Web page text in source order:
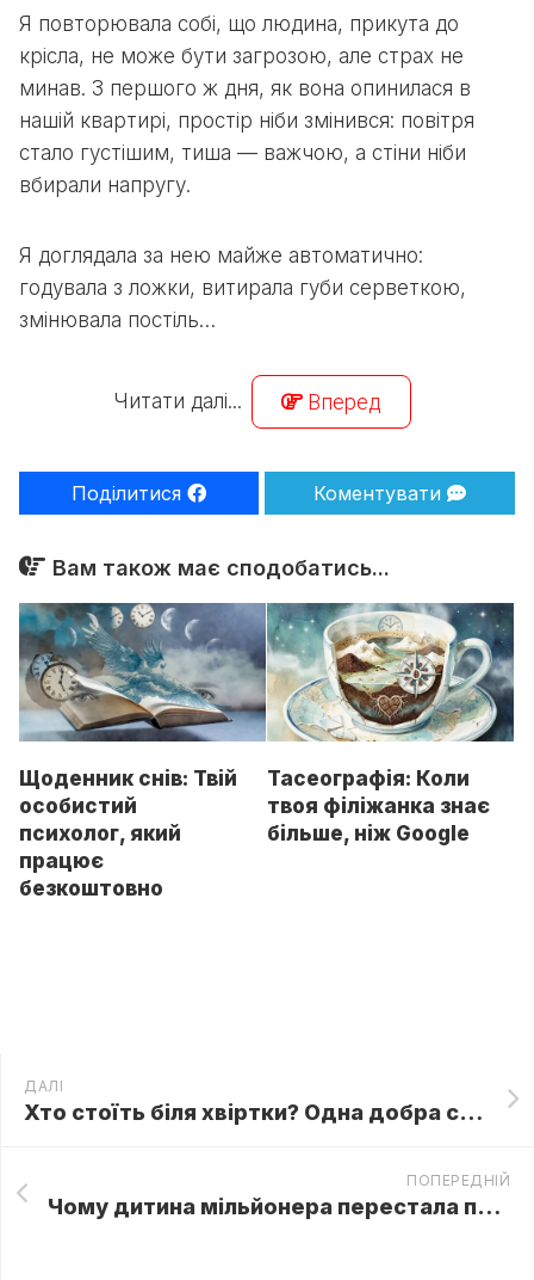
Я повторювала собі, що людина, прикута до
крісла, не може бути загрозою, але страх не
минав. З першого ж дня, як вона опинилася в
нашій квартирі, простір ніби змінився: повітря
стало густішим, тиша — важчою, а стіни ніби
вбирали напругу.
Я доглядала за нею майже автоматично:
годувала з ложки, витирала губи серветкою,
змінювала постіль…
Читати далі... Вперед
Поділитися Коментувати
Вам також має сподобатись...
Щоденник снів: Твій
особистий
психолог, який
працює
безкоштовно
Тасеографія: Коли
твоя філіжанка знає
більше, ніж Google
ДАЛІ
Хто стоїть біля хвіртки? Одна добра справа перетворила життя бідної пенсіонерки на голлівудський сюжет
ПОПЕРЕДНІЙ
Чому дитина мільйонера перестала плакати тільки в руках прибиральниці і що вона йому прошепотіла